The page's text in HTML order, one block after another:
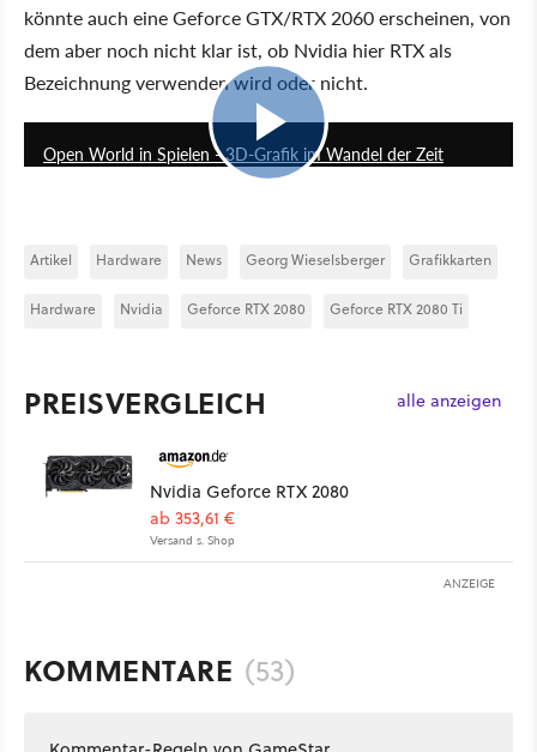
könnte auch eine Geforce GTX/RTX 2060 erscheinen, von
dem aber noch nicht klar ist, ob Nvidia hier RTX als
Bezeichnung verwenden wird oder nicht.
Open World in Spielen - 3D-Grafik im Wandel der Zeit
Artikel Hardware News Georg Wieselsberger Grafikkarten
Hardware Nvidia Geforce RTX 2080 Geforce RTX 2080 Ti
PREISVERGLEICH alle anzeigen
Nvidia Geforce RTX 2080
ab 353,61 €
Versand s. Shop
ANZEIGE
KOMMENTARE (53)